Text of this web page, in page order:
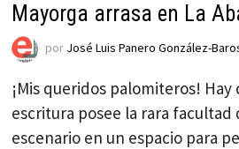
Mayorga arrasa en La
por José Luis Panero González-
¡Mis queridos palomiteros! Hay
escritura posee la rara
escenario en un espacio para